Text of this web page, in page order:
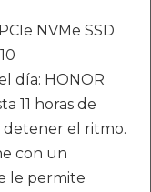
NVMe SSD
día: HONOR
11 horas de
el ritmo.
con un
le permite